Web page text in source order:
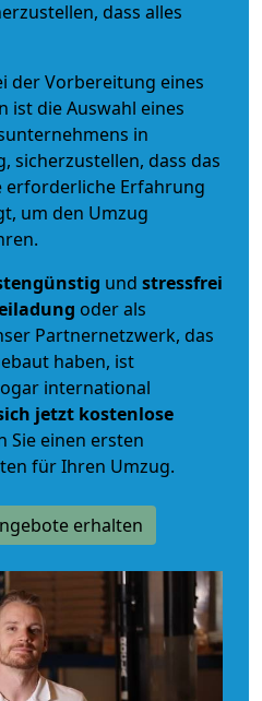
dass alles
der Vorbereitung eines
ist die Auswahl eines
in
sicherzustellen, dass das
erforderliche Erfahrung
um den Umzug
und stressfrei
oder als
Partnernetzwerk, das
haben, ist
international
jetzt kostenlose
Sie einen ersten
für Ihren Umzug.
erhalten